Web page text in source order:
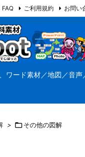
ワード素材／地図／音
FAQ ご利用規約 お問い
）について
> その他の図解